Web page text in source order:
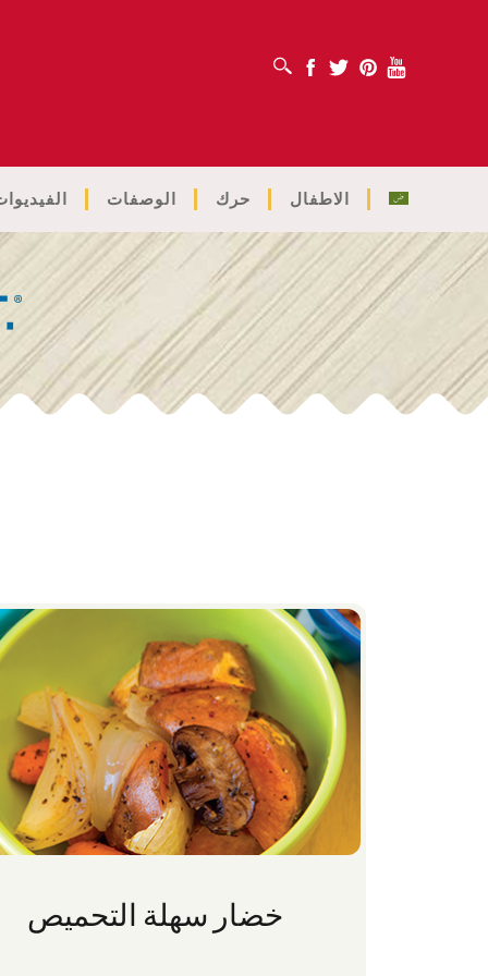
افتح مربع البحثFacebook TwitterPinterestYoutube
الوصفات حرك الاطفال
خضار سهلة التحميص